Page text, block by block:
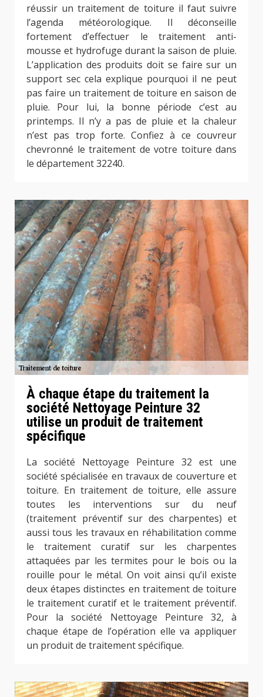
réussir un traitement de toiture il faut suivre
l’agenda météorologique. Il déconseille
fortement d’effectuer le traitement anti-
mousse et hydrofuge durant la saison de pluie.
L’application des produits doit se faire sur un
support sec cela explique pourquoi il ne peut
pas faire un traitement de toiture en saison de
pluie. Pour lui, la bonne période c’est au
printemps. Il n’y a pas de pluie et la chaleur
n’est pas trop forte. Confiez à ce couvreur
chevronné le traitement de votre toiture dans
le département 32240.
À chaque étape du traitement la
société Nettoyage Peinture 32
utilise un produit de traitement
spécifique
La société Nettoyage Peinture 32 est une
société spécialisée en travaux de couverture et
toiture. En traitement de toiture, elle assure
toutes les interventions sur du neuf
(traitement préventif sur des charpentes) et
aussi tous les travaux en réhabilitation comme
le traitement curatif sur les charpentes
attaquées par les termites pour le bois ou la
rouille pour le métal. On voit ainsi qu’il existe
deux étapes distinctes en traitement de toiture
le traitement curatif et le traitement préventif.
Pour la société Nettoyage Peinture 32, à
chaque étape de l’opération elle va appliquer
un produit de traitement spécifique.